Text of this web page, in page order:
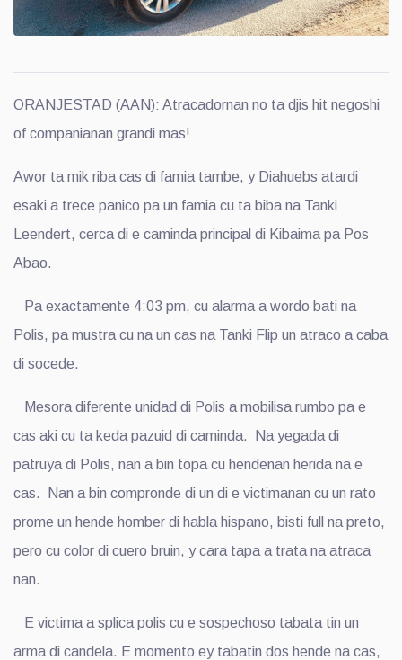
ORANJESTAD (AAN): Atracadornan no ta djis hit negoshi
of companianan grandi mas!
Awor ta mik riba cas di famia tambe, y Diahuebs atardi
esaki a trece panico pa un famia cu ta biba na Tanki
Leendert, cerca di e caminda principal di Kibaima pa Pos
Abao.
Pa exactamente 4:03 pm, cu alarma a wordo bati na
Polis, pa mustra cu na un cas na Tanki Flip un atraco a caba
di socede.
Mesora diferente unidad di Polis a mobilisa rumbo pa e
cas aki cu ta keda pazuid di caminda. Na yegada di
patruya di Polis, nan a bin topa cu hendenan herida na e
cas. Nan a bin compronde di un di e victimanan cu un rato
prome un hende homber di habla hispano, bisti full na preto,
pero cu color di cuero bruin, y cara tapa a trata na atraca
nan.
E victima a splica polis cu e sospechoso tabata tin un
arma di candela. E momento ey tabatin dos hende na cas,